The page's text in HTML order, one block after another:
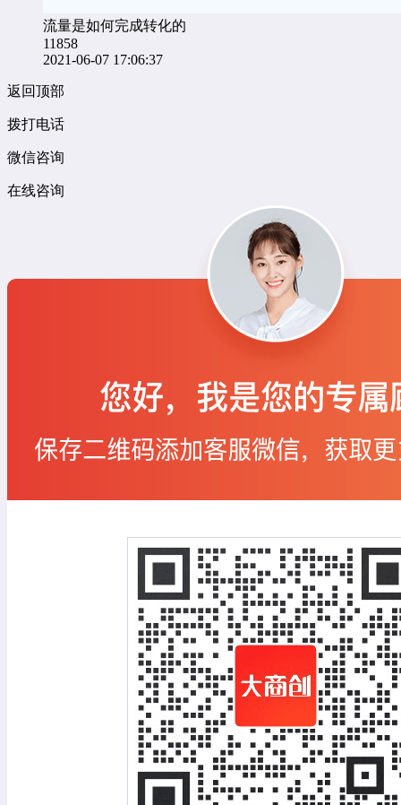
流量是如何完成转化的
11858
2021-06-07 17:06:37
返回顶部
拨打电话
微信咨询
在线咨询